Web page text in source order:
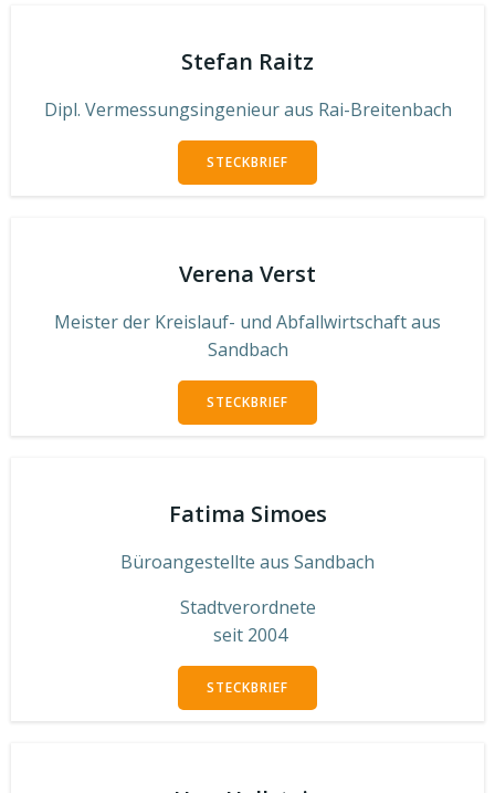
Stefan Raitz
Dipl. Vermessungsingenieur aus Rai-Breitenbach
STECKBRIEF
Verena Verst
Meister der Kreislauf- und Abfallwirtschaft aus
Sandbach
STECKBRIEF
Fatima Simoes
Büroangestellte aus Sandbach
Stadtverordnete
seit 2004
STECKBRIEF